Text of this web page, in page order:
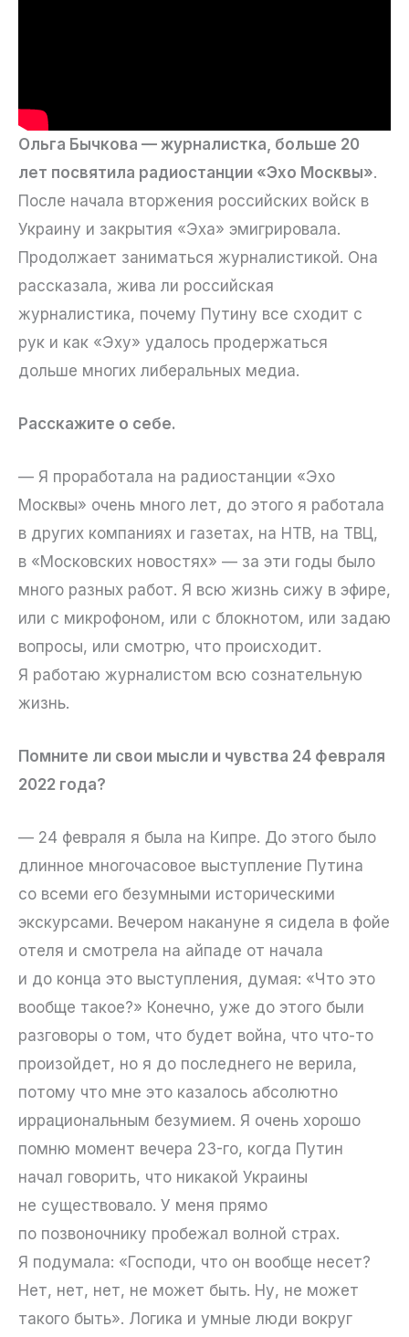
Ольга Бычкова — журналистка, больше 20
лет посвятила радиостанции «Эхо Москвы».
После начала вторжения российских войск в
Украину и закрытия «Эха» эмигрировала.
Продолжает заниматься журналистикой. Она
рассказала, жива ли российская
журналистика, почему Путину все сходит с
рук и как «Эху» удалось продержаться
дольше многих либеральных медиа.
Расскажите о себе.
— Я проработала на радиостанции «Эхо
Москвы» очень много лет, до этого я работала
в других компаниях и газетах, на НТВ, на ТВЦ,
в «Московских новостях» — за эти годы было
много разных работ. Я всю жизнь сижу в эфире,
или с микрофоном, или с блокнотом, или задаю
вопросы, или смотрю, что происходит.
Я работаю журналистом всю сознательную
жизнь.
Помните ли свои мысли и чувства 24 февраля
2022 года?
— 24 февраля я была на Кипре. До этого было
длинное многочасовое выступление Путина
со всеми его безумными историческими
экскурсами. Вечером накануне я сидела в фойе
отеля и смотрела на айпаде от начала
и до конца это выступления, думая: «Что это
вообще такое?» Конечно, уже до этого были
разговоры о том, что будет война, что что-то
произойдет, но я до последнего не верила,
потому что мне это казалось абсолютно
иррациональным безумием. Я очень хорошо
помню момент вечера 23-го, когда Путин
начал говорить, что никакой Украины
не существовало. У меня прямо
по позвоночнику пробежал волной страх.
Я подумала: «Господи, что он вообще несет?
Нет, нет, нет, не может быть. Ну, не может
такого быть». Логика и умные люди вокруг